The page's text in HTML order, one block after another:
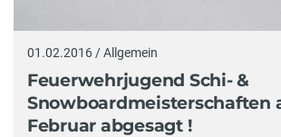
01.02.2016 / Allgemein
Feuerwehrjugend Schi- &
Snowboardmeisterschaften
Februar abgesagt !